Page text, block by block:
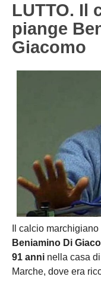
LUTTO. Il
piange
Giacomo
Il calcio
Beniamino Di
91 anni nella casa
Marche, dove era